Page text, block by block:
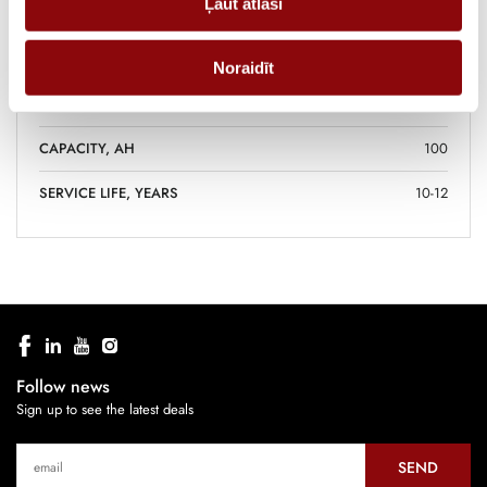
Noraidīt
Telecommunication equipment,
UPS, Wide range of applications
CAPACITY, AH 100
SERVICE LIFE, YEARS 10-12
Follow news
Sign up to see the latest deals
SEND